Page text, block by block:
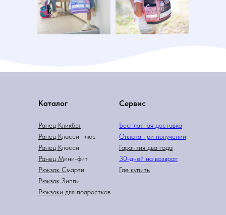
Каталог
Ранец Кликбэг
Ранец Класси плюс
Ранец Класси
Ранец Мини-фит
Рюкзак Смарти
Рюкзак Зиппи
Рюкзаки для подростков
Сервис
Бесплатная доставка
Оплата при получении
Гарантия два года
30-дней на возврат
Где купить